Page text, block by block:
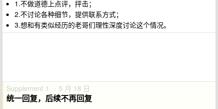
1.不做道德上点评，抨击；
2.不讨论各种细节，提供联系方式；
3.想和有类似经历的老哥们理性深度讨论这个情况。
Supplement 1 · 5 月 18 日
统一回复，后续不再回复